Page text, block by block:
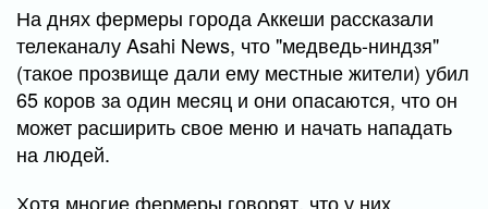
На днях фермеры города Аккеши рассказали
телеканалу Asahi News, что "медведь-ниндзя"
(такое прозвище дали ему местные жители) убил
65 коров за один месяц и они опасаются, что он
может расширить свое меню и начать нападать
на людей.
Хотя многие фермеры говорят, что у них